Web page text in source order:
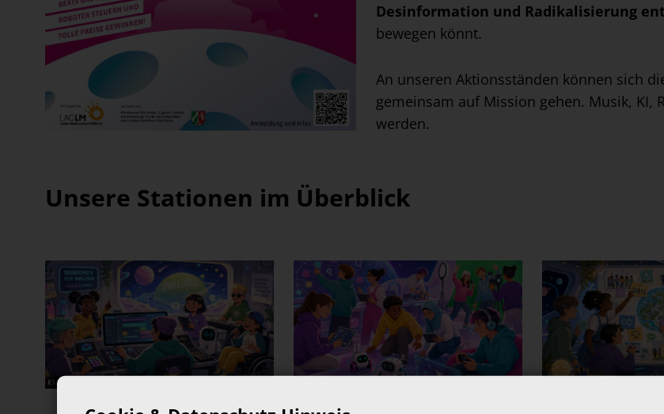
Desinformation und Radikalisierung
bewegen könnt.
An unseren Aktionsständen können sich
gemeinsam auf Mission gehen. Musik,
werden.
Unsere Stationen im Überblick